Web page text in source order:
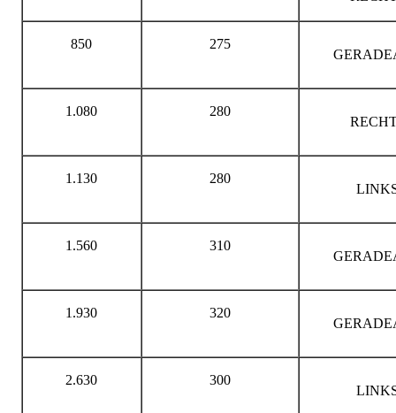
850 275
1.080 280
1.130 280
1.560 310
1.930 320
2.630 300